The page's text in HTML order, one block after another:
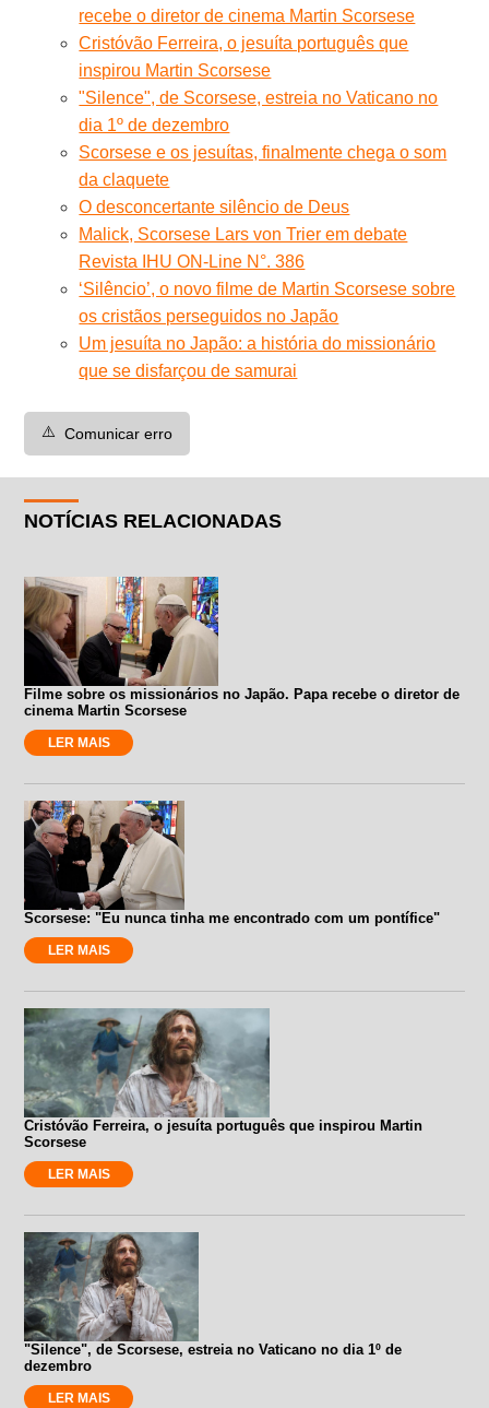
recebe o diretor de cinema Martin Scorsese
Cristóvão Ferreira, o jesuíta português que
inspirou Martin Scorsese
"Silence", de Scorsese, estreia no Vaticano no
dia 1º de dezembro
Scorsese e os jesuítas, finalmente chega o som
da claquete
O desconcertante silêncio de Deus
Malick, Scorsese Lars von Trier em debate
Revista IHU ON-Line N°. 386
‘Silêncio’, o novo filme de Martin Scorsese sobre
os cristãos perseguidos no Japão
Um jesuíta no Japão: a história do missionário
que se disfarçou de samurai
⚠️ Comunicar erro
NOTÍCIAS RELACIONADAS
Filme sobre os missionários no Japão. Papa recebe o diretor de
cinema Martin Scorsese
LER MAIS
Scorsese: "Eu nunca tinha me encontrado com um pontífice"
LER MAIS
Cristóvão Ferreira, o jesuíta português que inspirou Martin
Scorsese
LER MAIS
"Silence", de Scorsese, estreia no Vaticano no dia 1º de
dezembro
LER MAIS